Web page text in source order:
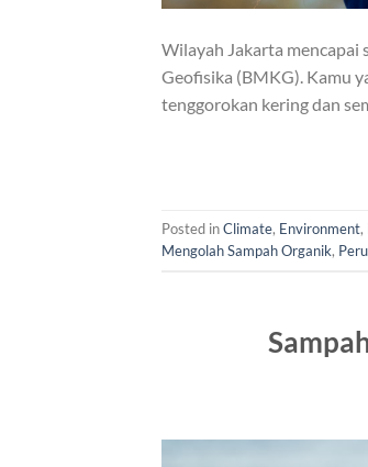
Wilayah Jakarta
Geofisika (BMKG). Kamu
tenggorokan kering dan
Posted inClimate, Environment,
Mengolah Sampah Organik,